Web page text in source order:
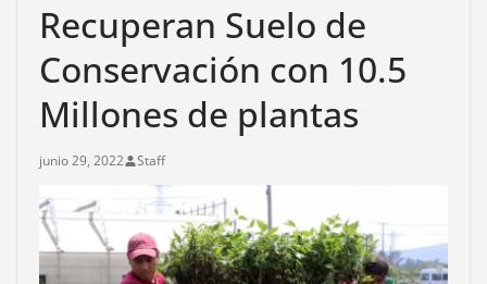
Recuperan Suelo de
Conservación con 10.5
Millones de plantas
junio 29, 2022 Staff